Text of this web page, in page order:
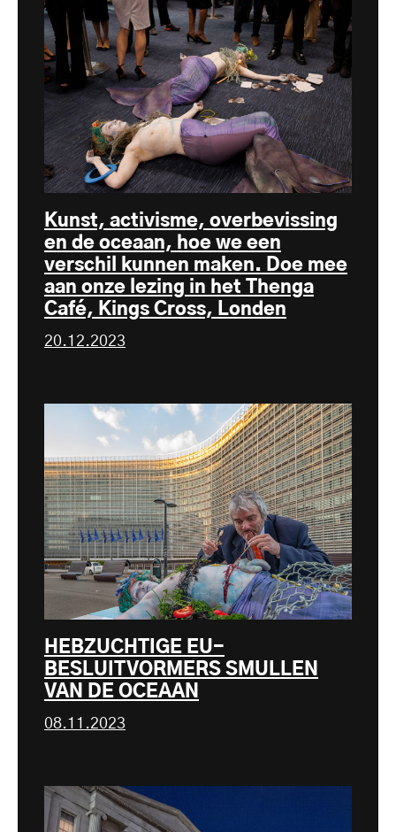
Kunst, activisme, overbevissing
en de oceaan, hoe we een
verschil kunnen maken. Doe mee
aan onze lezing in het Thenga
Café, Kings Cross, Londen
20.12.2023
HEBZUCHTIGE EU-
BESLUITVORMERS SMULLEN
VAN DE OCEAAN
08.11.2023